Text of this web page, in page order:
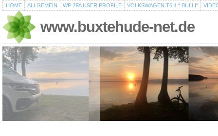
HOME ALLGEMEIN WP 2FA USER PROFILE VOLKSWAGEN T6.1 “ BULLI“
www.buxtehude-net.de